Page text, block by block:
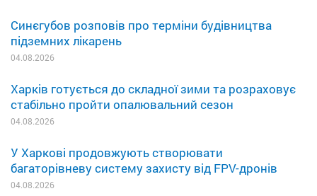
Синєгубов розповів про терміни будівництва
підземних лікарень
04.08.2026
Харків готується до складної зими та розраховує
стабільно пройти опалювальний сезон
04.08.2026
У Харкові продовжують створювати
багаторівневу систему захисту від FPV-дронів
04.08.2026